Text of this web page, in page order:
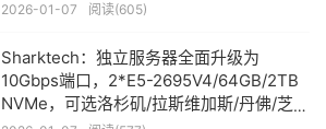
2026-01-07 阅读(605)
Sharktech：独立服务器全面升级为
10Gbps端口，2*E5-2695V4/64GB/2TB
NVMe，可选洛杉矶/拉斯维加斯/丹佛/芝加